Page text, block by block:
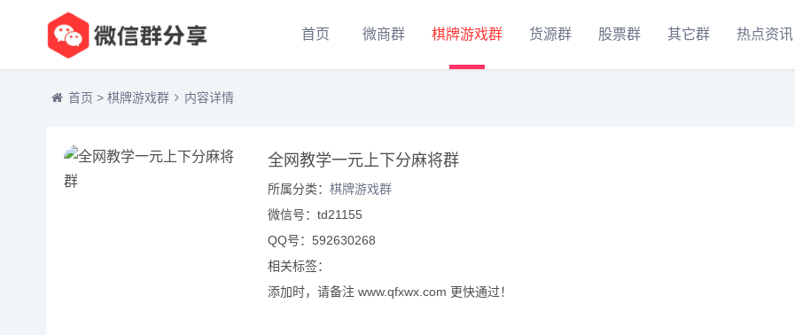
首页 微商群 棋牌游戏群 货源群 股票群 其它群 热点资讯
首页 > 棋牌游戏群 内容详情
全网教学一元上下分麻将群
所属分类： 棋牌游戏群
微信号：td21155
QQ号：592630268
相关标签：
添加时，请备注 www.qfxwx.com 更快通过！